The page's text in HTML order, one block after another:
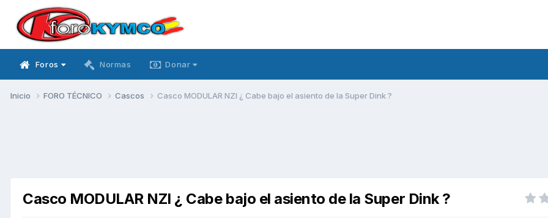
Foros Normas Donar
Inicio FORO TÉCNICO Cascos Casco MODULAR NZI ¿ Cabe bajo el asiento de la Super Dink ?
Casco MODULAR NZI ¿ Cabe bajo el asiento de la Super Dink ?